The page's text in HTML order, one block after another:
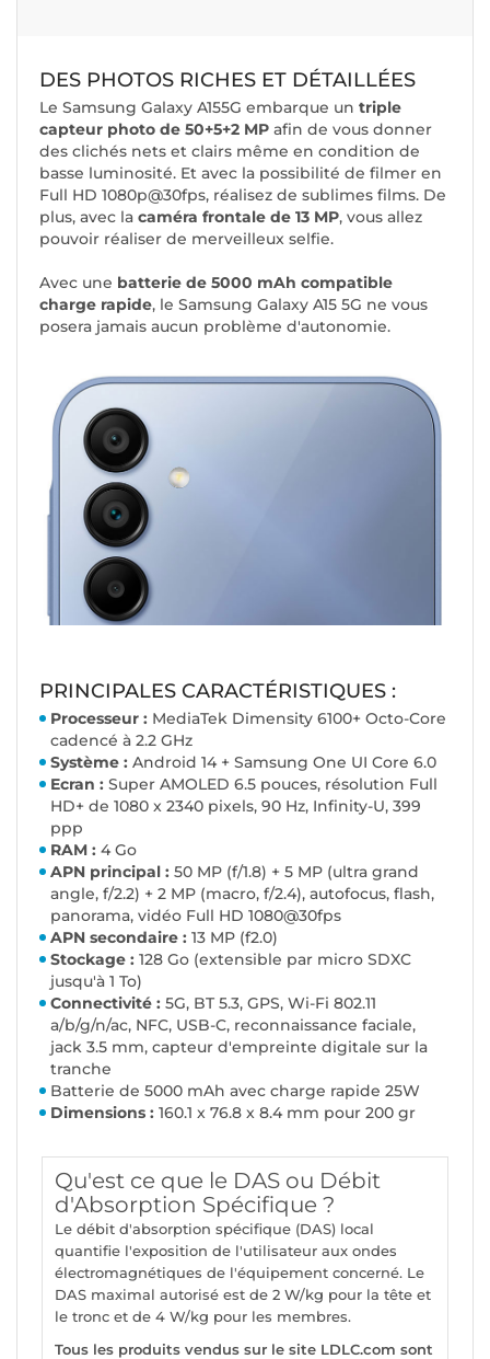
DES PHOTOS RICHES ET DÉTAILLÉES
Le Samsung Galaxy A155G embarque un triple
capteur photo de 50+5+2 MP afin de vous donner
des clichés nets et clairs même en condition de
basse luminosité. Et avec la possibilité de filmer en
Full HD 1080p@30fps, réalisez de sublimes films. De
plus, avec la caméra frontale de 13 MP, vous allez
pouvoir réaliser de merveilleux selfie.
Avec une batterie de 5000 mAh compatible
charge rapide, le Samsung Galaxy A15 5G ne vous
posera jamais aucun problème d'autonomie.
PRINCIPALES CARACTÉRISTIQUES :
Processeur : MediaTek Dimensity 6100+ Octo-Core
cadencé à 2.2 GHz
Système : Android 14 + Samsung One UI Core 6.0
Ecran : Super AMOLED 6.5 pouces, résolution Full
HD+ de 1080 x 2340 pixels, 90 Hz, Infinity-U, 399
ppp
RAM : 4 Go
APN principal : 50 MP (f/1.8) + 5 MP (ultra grand
angle, f/2.2) + 2 MP (macro, f/2.4), autofocus, flash,
panorama, vidéo Full HD 1080@30fps
APN secondaire : 13 MP (f2.0)
Stockage : 128 Go (extensible par micro SDXC
jusqu'à 1 To)
Connectivité : 5G, BT 5.3, GPS, Wi-Fi 802.11
a/b/g/n/ac, NFC, USB-C, reconnaissance faciale,
jack 3.5 mm, capteur d'empreinte digitale sur la
tranche
Batterie de 5000 mAh avec charge rapide 25W
Dimensions : 160.1 x 76.8 x 8.4 mm pour 200 gr
Qu'est ce que le DAS ou Débit
d'Absorption Spécifique ?
Le débit d'absorption spécifique (DAS) local
quantifie l'exposition de l'utilisateur aux ondes
électromagnétiques de l'équipement concerné. Le
DAS maximal autorisé est de 2 W/kg pour la tête et
le tronc et de 4 W/kg pour les membres.
Tous les produits vendus sur le site LDLC.com sont